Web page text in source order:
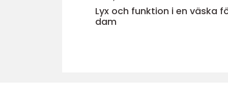
Lyx och funktion i en väska
dam